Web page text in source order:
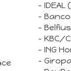
- IDEAL
-
- Belfius
- KBC/
- ING
-